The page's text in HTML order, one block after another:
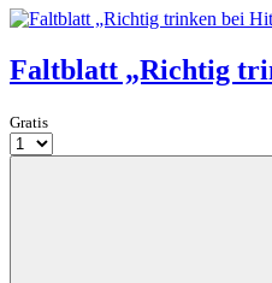
Faltblatt „Richtig
Gratis